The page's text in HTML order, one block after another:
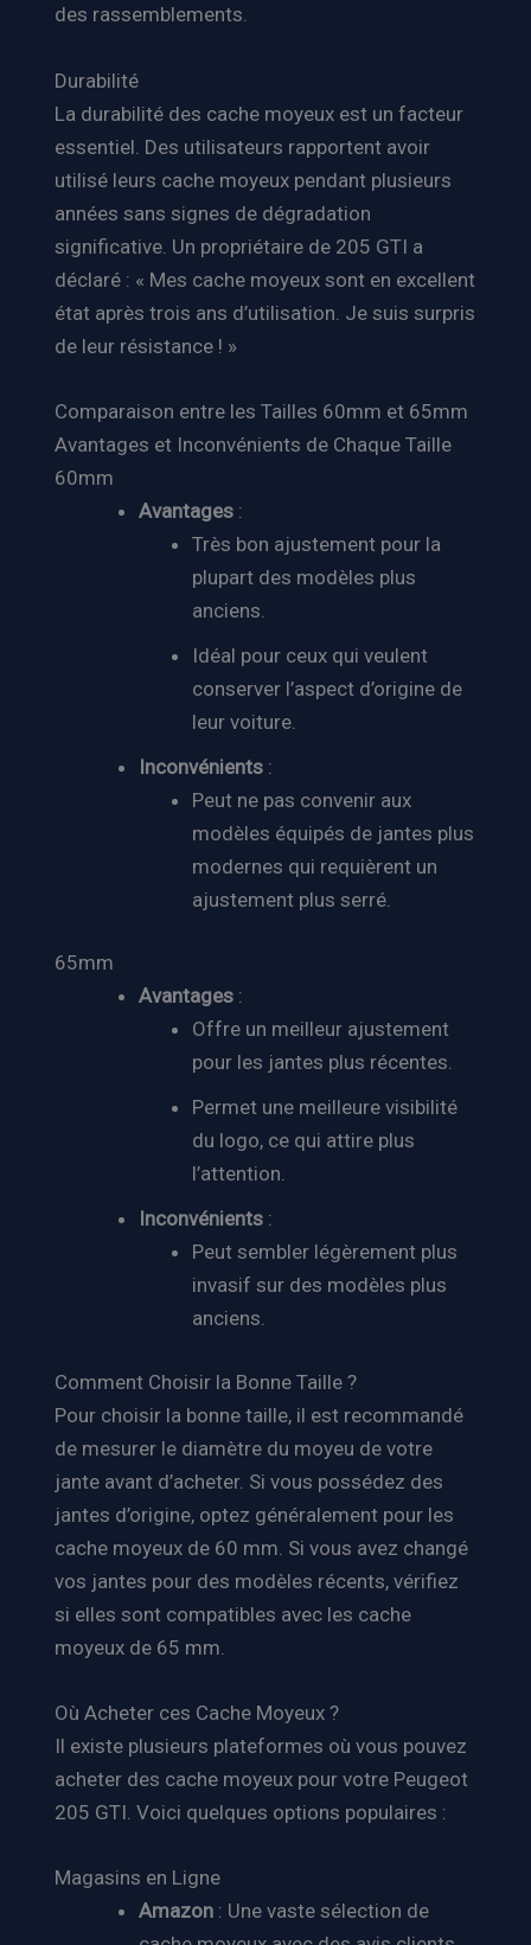
des rassemblements.
Durabilité
La durabilité des cache moyeux est un facteur
essentiel. Des utilisateurs rapportent avoir
utilisé leurs cache moyeux pendant plusieurs
années sans signes de dégradation
significative. Un propriétaire de 205 GTI a
déclaré : « Mes cache moyeux sont en excellent
état après trois ans d’utilisation. Je suis surpris
de leur résistance ! »
Comparaison entre les Tailles 60mm et 65mm
Avantages et Inconvénients de Chaque Taille
60mm
Avantages:
Très bon ajustement pour la
plupart des modèles plus
anciens.
Idéal pour ceux qui veulent
conserver l’aspect d’origine de
leur voiture.
Inconvénients:
Peut ne pas convenir aux
modèles équipés de jantes plus
modernes qui requièrent un
ajustement plus serré.
65mm
Avantages:
Offre un meilleur ajustement
pour les jantes plus récentes.
Permet une meilleure visibilité
du logo, ce qui attire plus
l’attention.
Inconvénients:
Peut sembler légèrement plus
invasif sur des modèles plus
anciens.
Comment Choisir la Bonne Taille ?
Pour choisir la bonne taille, il est recommandé
de mesurer le diamètre du moyeu de votre
jante avant d’acheter. Si vous possédez des
jantes d’origine, optez généralement pour les
cache moyeux de 60 mm. Si vous avez changé
vos jantes pour des modèles récents, vérifiez
si elles sont compatibles avec les cache
moyeux de 65 mm.
Où Acheter ces Cache Moyeux ?
Il existe plusieurs plateformes où vous pouvez
acheter des cache moyeux pour votre Peugeot
205 GTI. Voici quelques options populaires :
Magasins en Ligne
Amazon: Une vaste sélection de